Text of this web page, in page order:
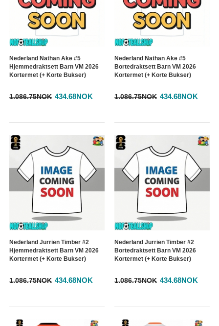
Nederland Nathan Ake #5
Hjemmedraktsett Barn VM 2026
Kortermet (+ Korte Bukser)
1.086.75NOK 434.68NOK
Nederland Nathan Ake #5
Bortedraktsett Barn VM 2026
Kortermet (+ Korte Bukser)
1.086.75NOK 434.68NOK
Nederland Jurrien Timber #2
Hjemmedraktsett Barn VM 2026
Kortermet (+ Korte Bukser)
1.086.75NOK 434.68NOK
Nederland Jurrien Timber #2
Bortedraktsett Barn VM 2026
Kortermet (+ Korte Bukser)
1.086.75NOK 434.68NOK